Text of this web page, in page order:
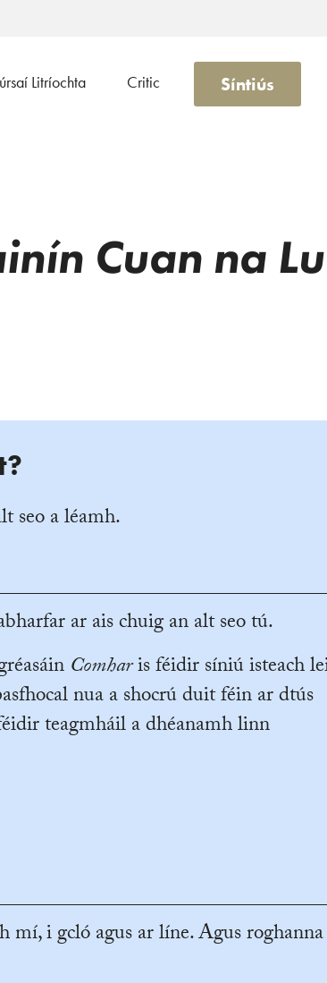
Litríochta Critic Síntiús
Cuan na
seo a léamh.
ar ais chuig an alt seo tú.
Comharis féidir síniú isteach
nua a shocrú duit féin ar dtús
teagmháil a dhéanamh linn
mí, i gcló agus ar líne. Agus roghanna